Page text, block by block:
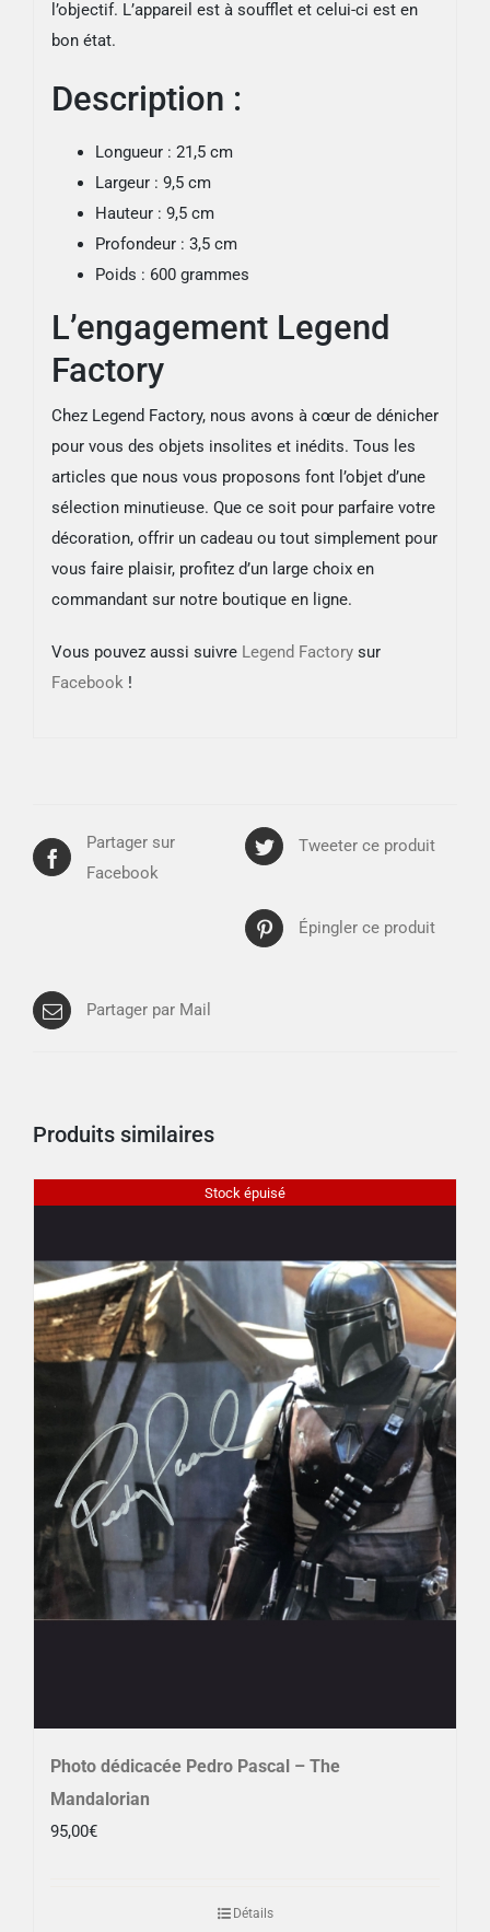
l’objectif. L’appareil est à soufflet et celui-ci est en
bon état.
Description :
Longueur : 21,5 cm
Largeur : 9,5 cm
Hauteur : 9,5 cm
Profondeur : 3,5 cm
Poids : 600 grammes
L’engagement Legend
Factory
Chez Legend Factory, nous avons à cœur de dénicher
pour vous des objets insolites et inédits. Tous les
articles que nous vous proposons font l’objet d’une
sélection minutieuse. Que ce soit pour parfaire votre
décoration, offrir un cadeau ou tout simplement pour
vous faire plaisir, profitez d’un large choix en
commandant sur notre boutique en ligne.
Vous pouvez aussi suivre Legend Factorysur
Facebook!
Partager sur
Facebook
Tweeter ce produit
Épingler ce produit
Partager par Mail
Produits similaires
Stock épuisé
Photo dédicacée Pedro Pascal – The
Mandalorian
95,00€
Détails